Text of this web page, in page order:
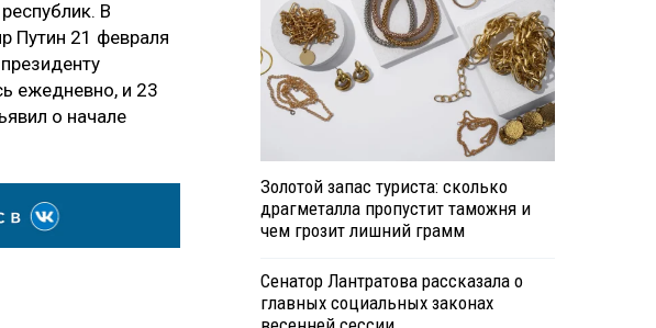
В
Путин 21 февраля
ежедневно, и 23
о начале
Золотой запас туриста: сколько
драгметалла пропустит таможня и
чем грозит лишний грамм
Сенатор Лантратова рассказала о
главных социальных законах